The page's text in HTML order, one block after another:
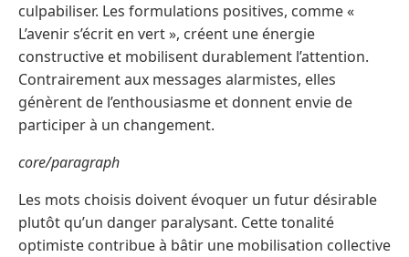
culpabiliser. Les formulations positives, comme «
L’avenir s’écrit en vert », créent une énergie
constructive et mobilisent durablement l’attention.
Contrairement aux messages alarmistes, elles
génèrent de l’enthousiasme et donnent envie de
participer à un changement.
core/paragraph
Les mots choisis doivent évoquer un futur désirable
plutôt qu’un danger paralysant. Cette tonalité
optimiste contribue à bâtir une mobilisation collective